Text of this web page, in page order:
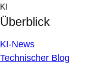
Skip
to
content
KI
Überblick
KI-News
Technischer Blog